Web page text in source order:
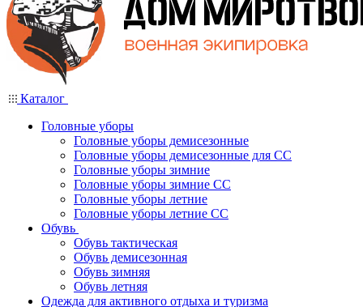
Каталог
Головные уборы
Головные уборы демисезонные
Головные уборы демисезонные для СС
Головные уборы зимние
Головные уборы зимние СС
Головные уборы летние
Головные уборы летние СС
Обувь
Обувь тактическая
Обувь демисезонная
Обувь зимняя
Обувь летняя
Одежда для активного отдыха и туризма